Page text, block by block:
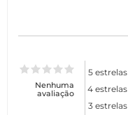
Nenhuma
avaliação
5 estrelas
4 estrelas
3 estrelas